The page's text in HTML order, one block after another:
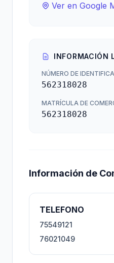
Ver en Google
INFORMACIÓN
NÚMERO DE
562318028
MATRÍCULA DE
562318028
Información de
TELEFONO
75549121
76021049